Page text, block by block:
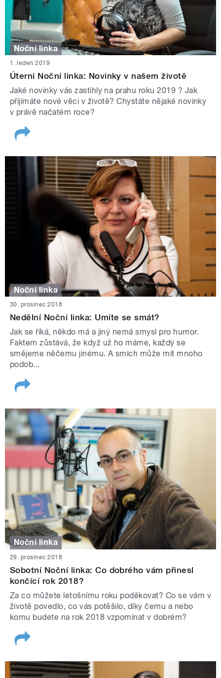
Noční linka
1. leden 2019
Úterní Noční linka: Novinky v našem životě
Jaké novinky vás zastihly na prahu roku 2019 ? Jak
přijímáte nové věci v životě? Chystáte nějaké novinky
v právě načatém roce?
Noční linka
30. prosinec 2018
Nedělní Noční linka: Umíte se smát?
Jak se říká, někdo má a jiný nemá smysl pro humor.
Faktem zůstává, že když už ho máme, každý se
smějeme něčemu jinému. A smích může mít mnoho
podob...
Noční linka
29. prosinec 2018
Sobotní Noční linka: Co dobrého vám přinesl
končící rok 2018?
Za co můžete letošnímu roku poděkovat? Co se vám v
životě povedlo, co vás potěšilo, díky čemu a nebo
komu budete na rok 2018 vzpomínat v dobrém?